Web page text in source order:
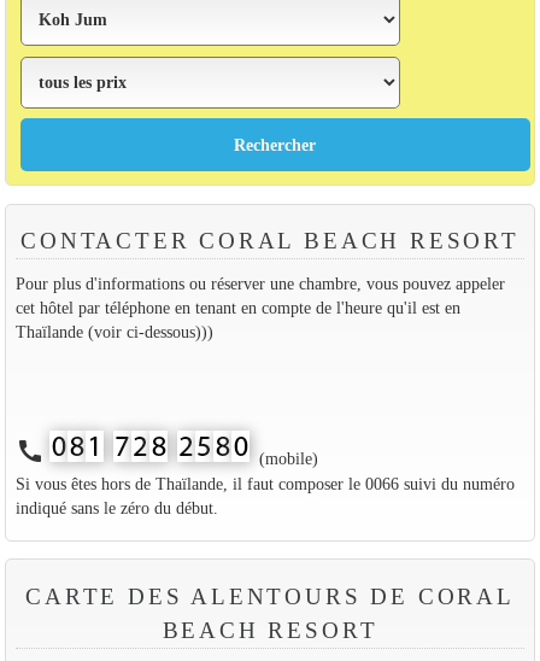
CONTACTER CORAL BEACH RESORT
Pour plus d'informations ou réserver une chambre, vous pouvez appeler
cet hôtel par téléphone en tenant en compte de l'heure qu'il est en
Thaïlande (voir ci-dessous)))
call
(mobile)
Si vous êtes hors de Thaïlande, il faut composer le 0066 suivi du numéro
indiqué sans le zéro du début.
CARTE DES ALENTOURS DE CORAL
BEACH RESORT